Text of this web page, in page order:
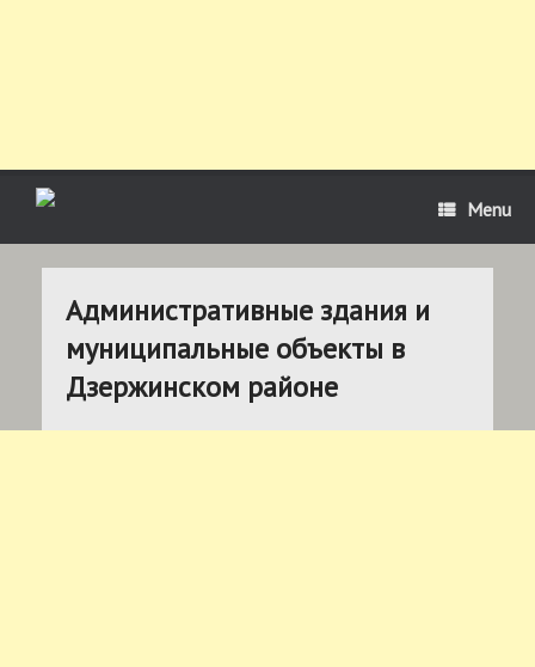
Menu
Административные здания и
муниципальные объекты в
Дзержинском районе